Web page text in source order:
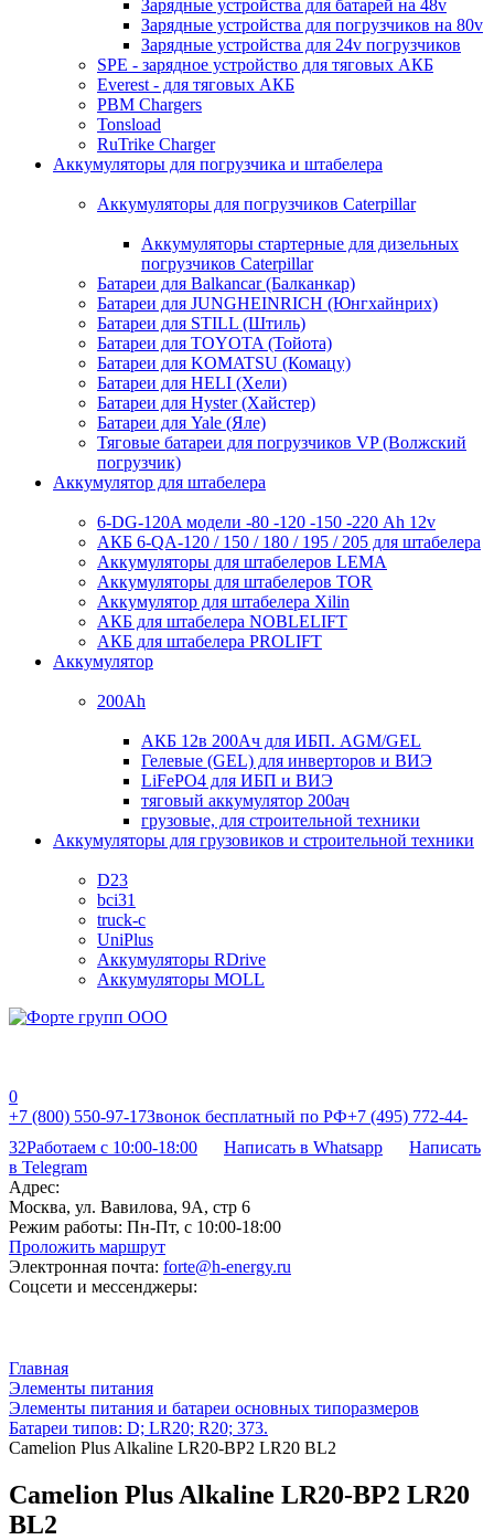
Зарядные устройства для батарей на 48v
Зарядные устройства для погрузчиков на 80v
Зарядные устройства для 24v погрузчиков
SPE - зарядное устройство для тяговых АКБ
Everest - для тяговых АКБ
PBM Chargers
Tonsload
RuTrike Charger
Аккумуляторы для погрузчика и штабелера
Аккумуляторы для погрузчиков Caterpillar
Аккумуляторы стартерные для дизельных
погрузчиков Caterpillar
Батареи для Balkancar (Балканкар)
Батареи для JUNGHEINRICH (Юнгхайнрих)
Батареи для STILL (Штиль)
Батареи для TOYOTA (Тойота)
Батареи для KOMATSU (Комацу)
Батареи для HELI (Хели)
Батареи для Hyster (Хайстер)
Батареи для Yale (Яле)
Тяговые батареи для погрузчиков VP (Волжский
погрузчик)
Аккумулятор для штабелера
6-DG-120A модели -80 -120 -150 -220 Ah 12v
АКБ 6-QA-120 / 150 / 180 / 195 / 205 для штабелера
Аккумуляторы для штабелеров LEMA
Аккумуляторы для штабелеров TOR
Аккумулятор для штабелера Xilin
АКБ для штабелера NOBLELIFT
АКБ для штабелера PROLIFT
Аккумулятор
200Ah
АКБ 12в 200Ач для ИБП. AGM/GEL
Гелевые (GEL) для инверторов и ВИЭ
LiFePO4 для ИБП и ВИЭ
тяговый аккумулятор 200ач
грузовые, для строительной техники
Аккумуляторы для грузовиков и строительной техники
D23
bci31
truck-c
UniPlus
Аккумуляторы RDrive
Аккумуляторы MOLL
0
+7 (800) 550-97-17Звонок бесплатный по РФ+7 (495) 772-44-
32Работаем с 10:00-18:00 Написать в Whatsapp
Написать
в Telegram
Адрес:
Москва, ул. Вавилова, 9А, стр 6
Режим работы: Пн-Пт, с 10:00-18:00
Проложить маршрут
Электронная почта: forte@h-energy.ru
Соцсети и мессенджеры:
Главная
Элементы питания
Элементы питания и батареи основных типоразмеров
Батареи типов: D; LR20; R20; 373.
Camelion Plus Alkaline LR20-BP2 LR20 BL2
Camelion Plus Alkaline LR20-BP2 LR20
BL2